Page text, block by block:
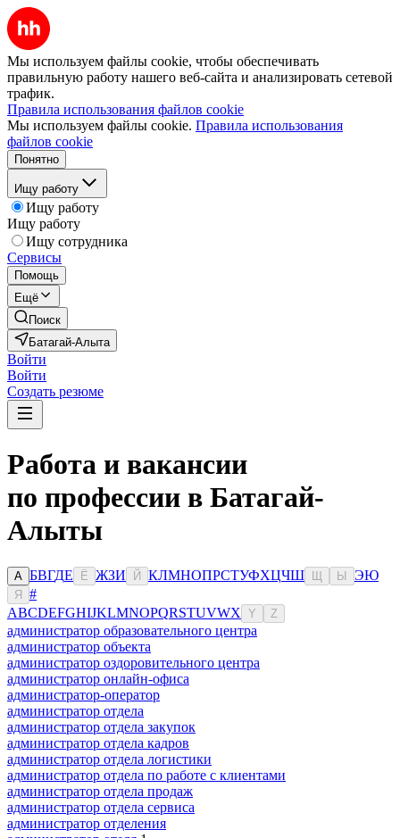
Мы используем файлы cookie, чтобы обеспечивать
правильную работу нашего веб-сайта и анализировать сетевой
трафик.
Правила использования файлов cookie
Мы используем файлы cookie. Правила использования
файлов cookie
Понятно
Ищу работу
Ищу работу
Ищу работу
Ищу сотрудника
Сервисы
Помощь
Ещё
Поиск
Батагай-Алыта
Войти
Войти
Создать резюме
Работа и вакансии
по профессии в Батагай-
Алыты
А БВГДЕ Ё ЖЗИ Й КЛМНОПРСТУФХЦЧШ Ы ЭЮ
Я
#
ABCDEFGHIJKLMNOPQRSTUVWX Y Z
администратор образовательного центра
администратор объекта
администратор оздоровительного центра
администратор онлайн-офиса
администратор-оператор
администратор отдела
администратор отдела закупок
администратор отдела кадров
администратор отдела логистики
администратор отдела по работе с клиентами
администратор отдела продаж
администратор отдела сервиса
администратор отделения